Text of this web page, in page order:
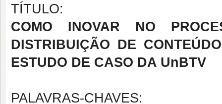
TÍTULO:
COMO INOVAR NO
DISTRIBUIÇÃO DE
ESTUDO DE CASO DA UnBTV
PALAVRAS-CHAVES: